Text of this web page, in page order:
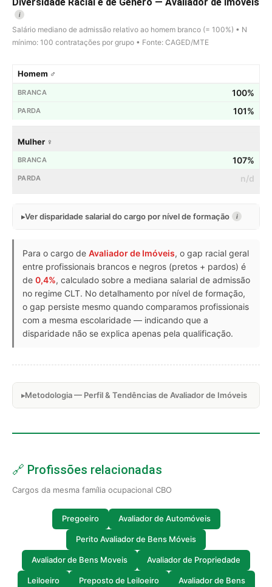
i
Salário mediano de admissão relativo ao homem branco (= 100%) • N
mínimo: 100 contratações por grupo • Fonte: CAGED/MTE
Homem ♂
100%
101%
Mulher ♀
107%
n/d
Ver disparidade salarial do cargo por nível de formação i
Para o cargo de Avaliador de Imóveis, o gap racial geral
entre profissionais brancos e negros (pretos + pardos) é
de 0,4%, calculado sobre a mediana salarial de admissão
no regime CLT. No detalhamento por nível de formação,
o gap persiste mesmo quando comparamos profissionais
com a mesma escolaridade — indicando que a
disparidade não se explica apenas pela qualificação.
Metodologia — Perfil & Tendências de Avaliador de Imóveis
🔗 Profissões relacionadas
Cargos da mesma família ocupacional CBO
Pregoeiro Avaliador de Automóveis
Perito Avaliador de Bens Móveis
Avaliador de Bens Moveis Avaliador de Propriedade
Leiloeiro Preposto de Leiloeiro Avaliador de Bens